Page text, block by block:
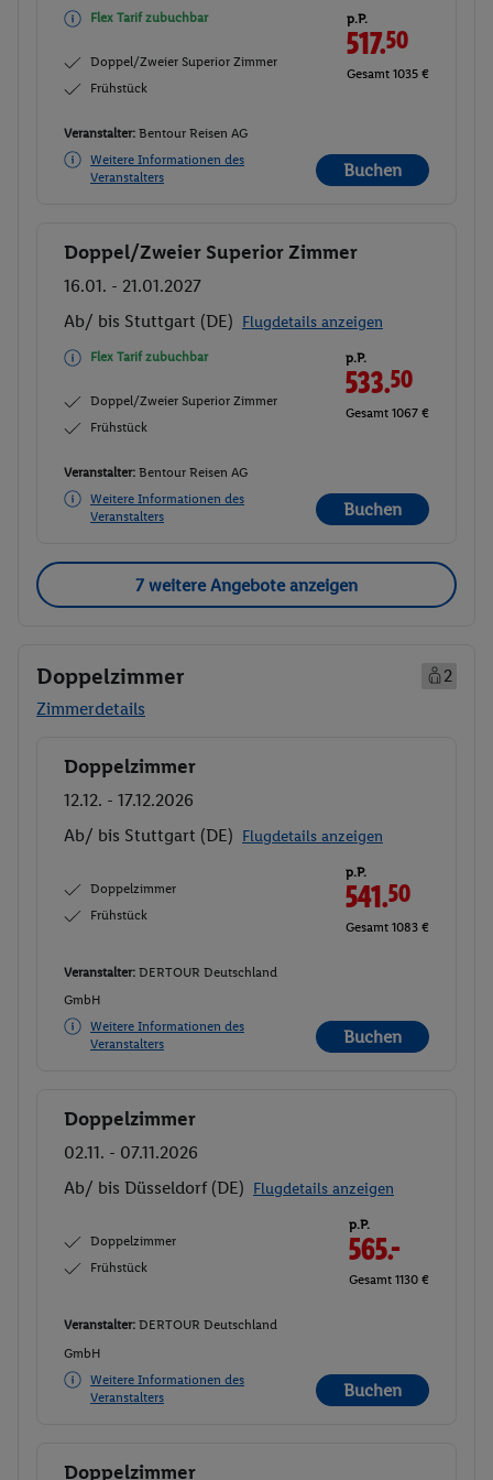
Flex Tarif zubuchbar
Doppel/Zweier Superior Zimmer
Frühstück
p.P.
517.50
Gesamt 1035 €
Veranstalter: Bentour Reisen AG
Weitere Informationen des
Veranstalters
Buchen
Buchen
Doppel/Zweier Superior Zimmer
16.01. - 21.01.2027
Ab/ bis Stuttgart (DE) Flugdetails anzeigen
Flex Tarif zubuchbar
Doppel/Zweier Superior Zimmer
Frühstück
p.P.
533.50
Gesamt 1067 €
Veranstalter: Bentour Reisen AG
Weitere Informationen des
Veranstalters
Buchen
7 weitere Angebote anzeigen
Doppelzimmer
2
Zimmerdetails
Buchen
Doppelzimmer
12.12. - 17.12.2026
Ab/ bis Stuttgart (DE) Flugdetails anzeigen
Doppelzimmer
Frühstück
p.P.
541.50
Gesamt 1083 €
Veranstalter: DERTOUR Deutschland
GmbH
Weitere Informationen des
Veranstalters
Buchen
Buchen
Doppelzimmer
02.11. - 07.11.2026
Ab/ bis Düsseldorf (DE) Flugdetails anzeigen
Doppelzimmer
Frühstück
p.P.
565.-
Gesamt 1130 €
Veranstalter: DERTOUR Deutschland
GmbH
Weitere Informationen des
Veranstalters
Buchen
Buchen
Doppelzimmer